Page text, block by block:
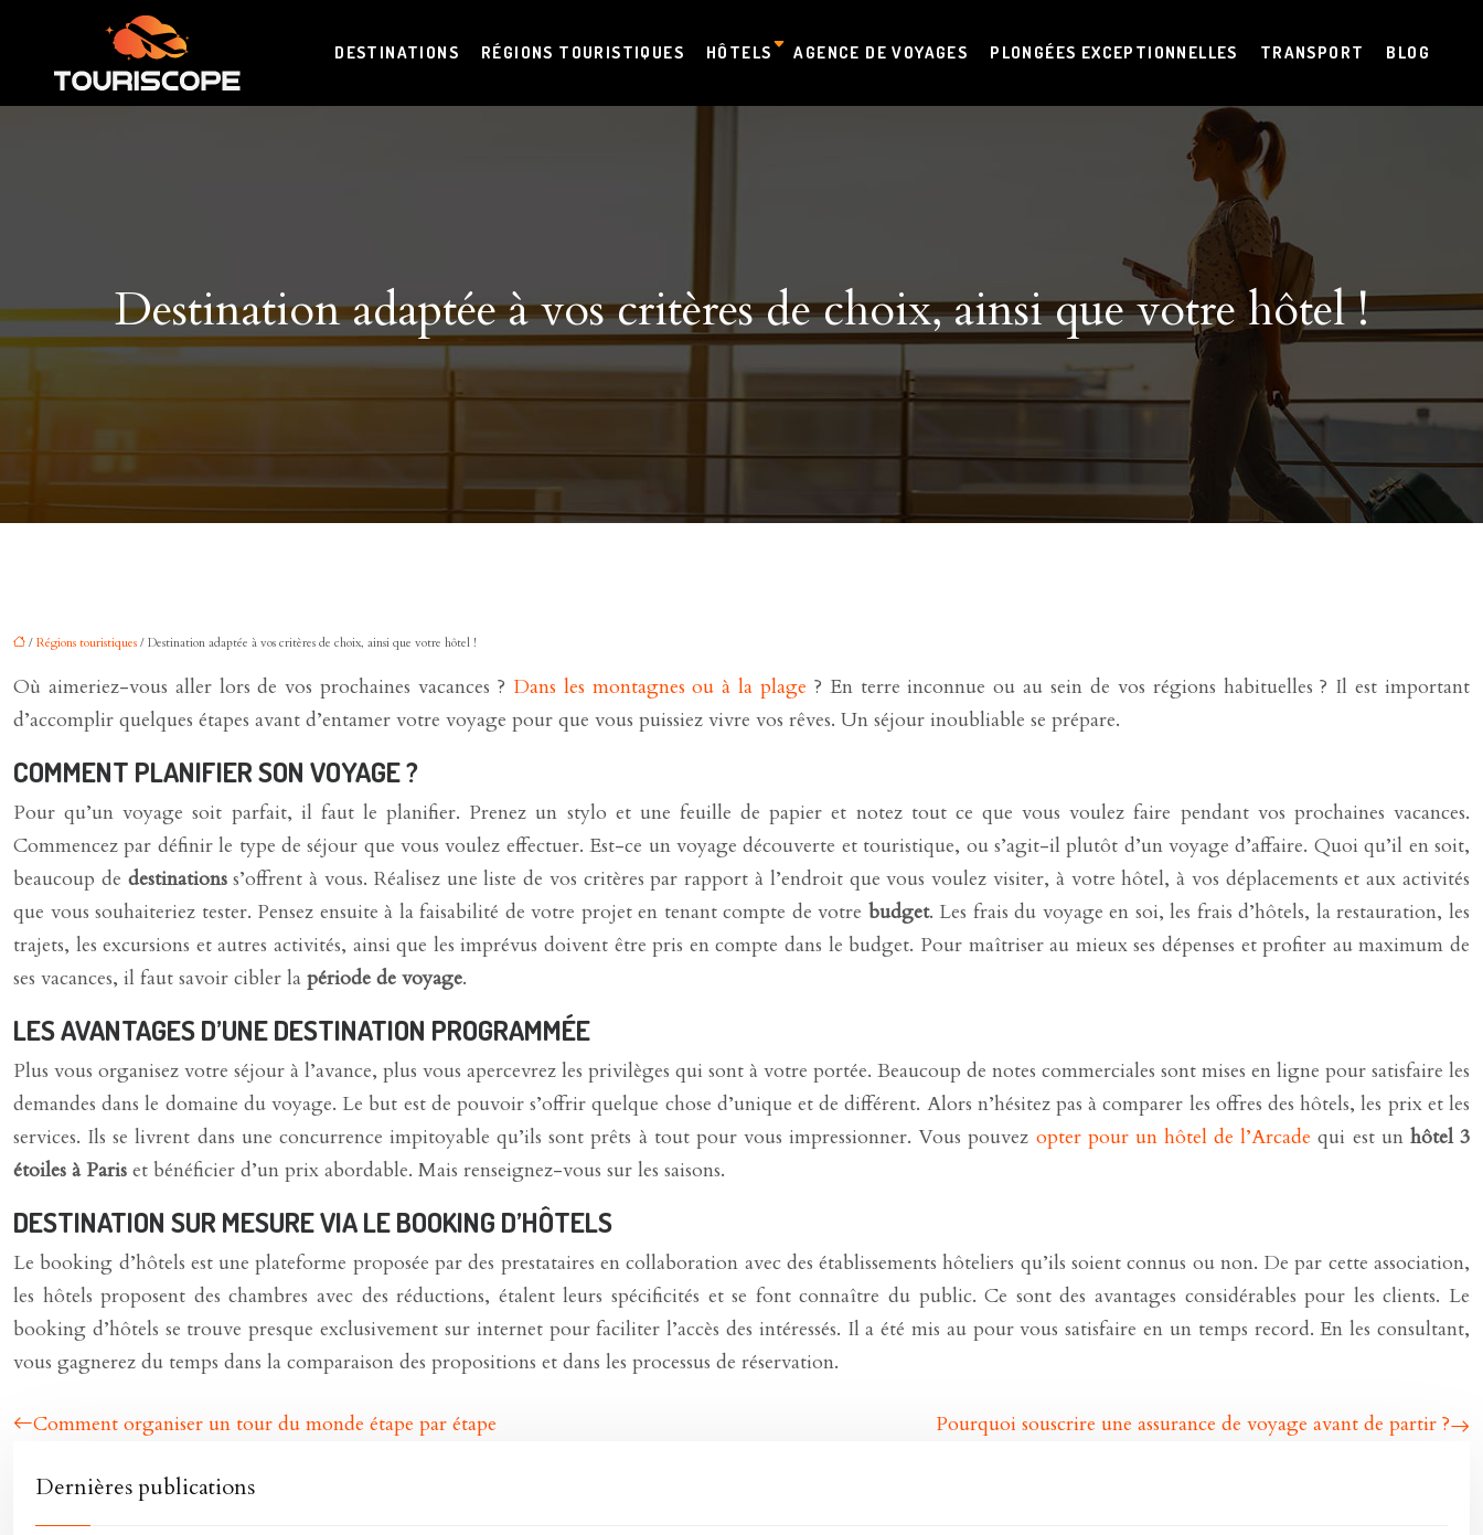
DESTINATIONS RÉGIONS TOURISTIQUES HÔTELS AGENCE DE VOYAGES PLONGÉES EXCEPTIONNELLES TRANSPORT BLOG
Destination adaptée à vos critères de choix, ainsi que votre hôtel !
/ Régions touristiques / Destination adaptée à vos critères de choix, ainsi que votre hôtel !
Où aimeriez-vous aller lors de vos prochaines vacances ? Dans les montagnes ou à la plage ? En terre inconnue ou au sein de vos régions habituelles ? Il est important
d’accomplir quelques étapes avant d’entamer votre voyage pour que vous puissiez vivre vos rêves. Un séjour inoubliable se prépare.
COMMENT PLANIFIER SON VOYAGE ?
Pour qu’un voyage soit parfait, il faut le planifier. Prenez un stylo et une feuille de papier et notez tout ce que vous voulez faire pendant vos prochaines vacances.
Commencez par définir le type de séjour que vous voulez effectuer. Est-ce un voyage découverte et touristique, ou s’agit-il plutôt d’un voyage d’affaire. Quoi qu’il en soit,
beaucoup de destinationss’offrent à vous. Réalisez une liste de vos critères par rapport à l’endroit que vous voulez visiter, à votre hôtel, à vos déplacements et aux activités
que vous souhaiteriez tester. Pensez ensuite à la faisabilité de votre projet en tenant compte de votre budget. Les frais du voyage en soi, les frais d’hôtels, la restauration, les
trajets, les excursions et autres activités, ainsi que les imprévus doivent être pris en compte dans le budget. Pour maîtriser au mieux ses dépenses et profiter au maximum de
ses vacances, il faut savoir cibler la période de voyage.
LES AVANTAGES D’UNE DESTINATION PROGRAMMÉE
Plus vous organisez votre séjour à l’avance, plus vous apercevrez les privilèges qui sont à votre portée. Beaucoup de notes commerciales sont mises en ligne pour satisfaire les
demandes dans le domaine du voyage. Le but est de pouvoir s’offrir quelque chose d’unique et de différent. Alors n’hésitez pas à comparer les offres des hôtels, les prix et les
services. Ils se livrent dans une concurrence impitoyable qu’ils sont prêts à tout pour vous impressionner. Vous pouvez opter pour un hôtel de l’Arcade qui est un hôtel 3
étoiles à Paris et bénéficier d’un prix abordable. Mais renseignez-vous sur les saisons.
DESTINATION SUR MESURE VIA LE BOOKING D’HÔTELS
Le booking d’hôtels est une plateforme proposée par des prestataires en collaboration avec des établissements hôteliers qu’ils soient connus ou non. De par cette association,
les hôtels proposent des chambres avec des réductions, étalent leurs spécificités et se font connaître du public. Ce sont des avantages considérables pour les clients. Le
booking d’hôtels se trouve presque exclusivement sur internet pour faciliter l’accès des intéressés. Il a été mis au pour vous satisfaire en un temps record. En les consultant,
vous gagnerez du temps dans la comparaison des propositions et dans les processus de réservation.
Comment organiser un tour du monde étape par étape Pourquoi souscrire une assurance de voyage avant de partir ?
Dernières publications